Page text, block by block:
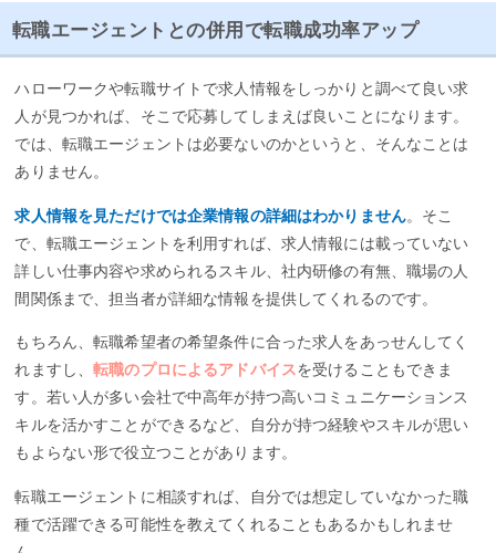
転職エージェントとの併用で転職成功率アップ
ハローワークや転職サイトで求人情報をしっかりと調べて良い求
人が見つかれば、そこで応募してしまえば良いことになります。
では、転職エージェントは必要ないのかというと、そんなことは
ありません。
求人情報を見ただけでは企業情報の詳細はわかりません。そこ
で、転職エージェントを利用すれば、求人情報には載っていない
詳しい仕事内容や求められるスキル、社内研修の有無、職場の人
間関係まで、担当者が詳細な情報を提供してくれるのです。
もちろん、転職希望者の希望条件に合った求人をあっせんしてく
れますし、転職のプロによるアドバイスを受けることもできま
す。若い人が多い会社で中高年が持つ高いコミュニケーションス
キルを活かすことができるなど、自分が持つ経験やスキルが思い
もよらない形で役立つことがあります。
転職エージェントに相談すれば、自分では想定していなかった職
種で活躍できる可能性を教えてくれることもあるかもしれませ